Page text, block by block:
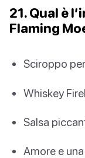
21. Qual è
Flaming
Sciroppo
Whiskey
Salsa
Amore e